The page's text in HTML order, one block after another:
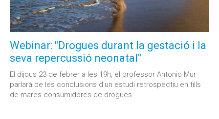
Webinar: "Drogues durant la gestació i la
seva repercussió neonatal"
El dijous 23 de febrer a les 19h, el professor Antonio Mur
parlarà de les conclusions d'un estudi retrospectiu en fills
de mares consumidores de drogues